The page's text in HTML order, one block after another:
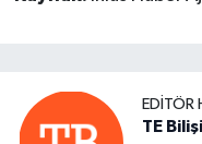
EDITÖR
TE